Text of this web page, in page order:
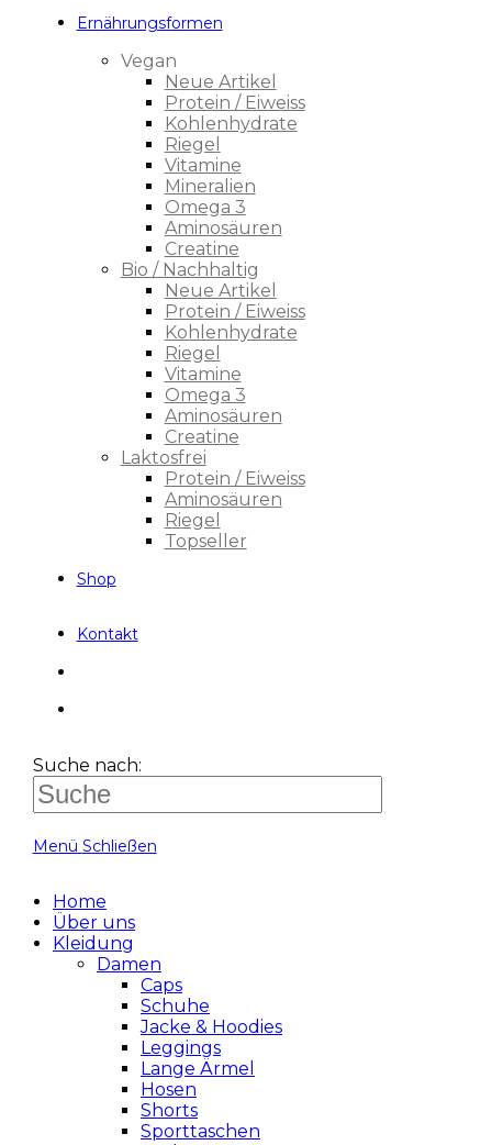
Ernährungsformen
Vegan
Neue Artikel
Protein / Eiweiss
Kohlenhydrate
Riegel
Vitamine
Mineralien
Omega 3
Aminosäuren
Creatine
Bio / Nachhaltig
Neue Artikel
Protein / Eiweiss
Kohlenhydrate
Riegel
Vitamine
Omega 3
Aminosäuren
Creatine
Laktosfrei
Protein / Eiweiss
Aminosäuren
Riegel
Topseller
Shop
Kontakt
Suche nach:
Menü Schließen
Home
Über uns
Kleidung
Damen
Caps
Schuhe
Jacke & Hoodies
Leggings
Lange Ärmel
Hosen
Shorts
Sporttaschen